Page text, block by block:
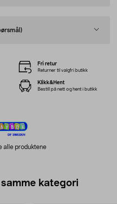
alle produktene
Fri retur
Returner til valgfri butikk
Klikk&Hent
Bestill på nett og hent i butikk
kategori